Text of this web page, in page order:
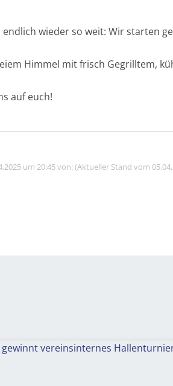
wieder so weit: Wir starten
Himmel mit frisch Gegrilltem,
auf euch!
um 20:45 von: (Aktueller Stand vom